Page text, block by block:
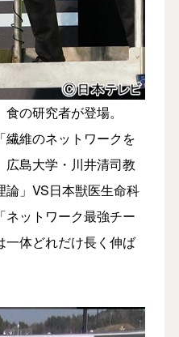
の研究者が登場。
繊維のネットワークを
島大学・川井清司教
」VS日本獣医生命科
ットワーク最強チー
一体どれだけ長く伸ば